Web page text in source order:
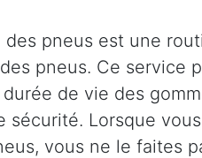
des pneus est une
pneus. Ce service
durée de vie des
sécurité. Lorsque
vous ne le faites